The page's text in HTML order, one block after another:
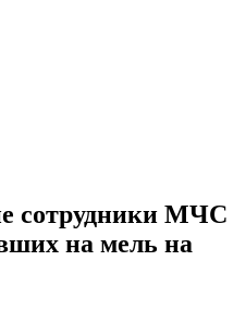
сотрудники МЧС
на мель на